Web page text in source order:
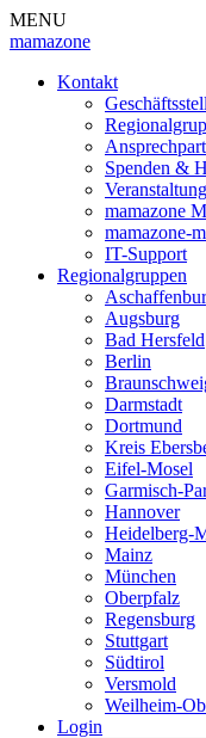
MENU
mamazone
Kontakt
Spenden &
mamazone
mamazone-
IT-Support
Regionalgruppen
Augsburg
Bad Hersfeld
Berlin
Darmstadt
Dortmund
Kreis
Eifel-Mosel
Garmisch-
Hannover
Heidelberg-
Mainz
München
Oberpfalz
Regensburg
Stuttgart
Südtirol
Versmold
Weilheim-
Login